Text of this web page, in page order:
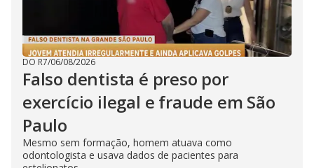
DO R7/06/08/2026
Falso dentista é preso por
exercício ilegal e fraude em São
Paulo
Mesmo sem formação, homem atuava como
odontologista e usava dados de pacientes para